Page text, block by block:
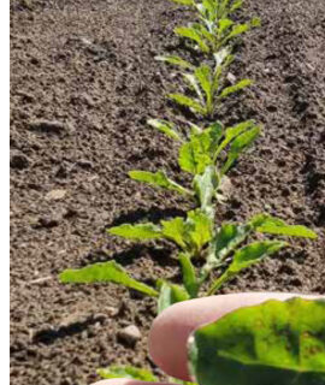
Vad får du för pengarna?
Tema resistens
Omsådd - det visar försöken